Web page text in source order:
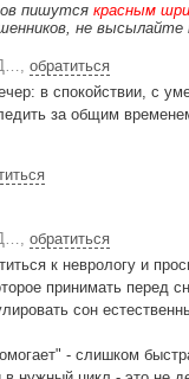
пишутся красным
не высылайте
обратиться
в спокойствии, с
за общим
обратиться
к неврологу и
принимать перед
сон
- слишком